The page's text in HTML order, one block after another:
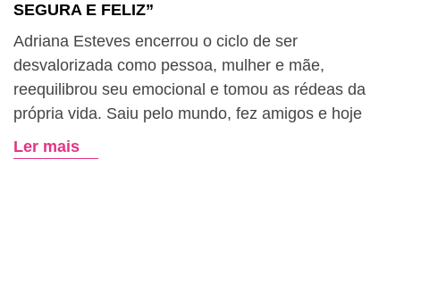
SEGURA E FELIZ”
Adriana Esteves encerrou o ciclo de ser
desvalorizada como pessoa, mulher e mãe,
reequilibrou seu emocional e tomou as rédeas da
própria vida. Saiu pelo mundo, fez amigos e hoje
Ler mais